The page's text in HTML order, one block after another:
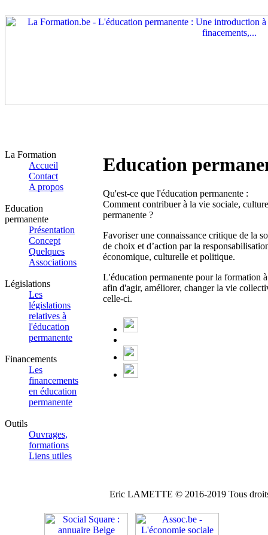
La Formation
Accueil
Contact
A propos
Education
permanente
Présentation
Concept
Quelques
Associations
Législations
Les
législations
relatives à
l'éducation
permanente
Financements
Les
financements
en éducation
permanente
Outils
Ouvrages,
formations
Liens utiles
Education
Qu'est-ce que l'éducation permanente :
Comment contribuer à la vie sociale,
permanente ?
Favoriser une connaissance critique de la
de choix et d’action par la
économique, culturelle et politique.
L'éducation permanente pour la formation
afin d'agir, améliorer, changer la vie
celle-ci.
Eric LAMETTE © 2016-2019 Tous